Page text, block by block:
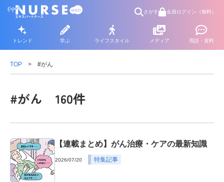
さがす 会員ログイン（無料）
トレンド 学ぶ ライフスタイル メディア 用語・資料
TOP #がん
#がん 160件
【連載まとめ】がん治療・ケアの最新知識
2026/07/20 特集記事